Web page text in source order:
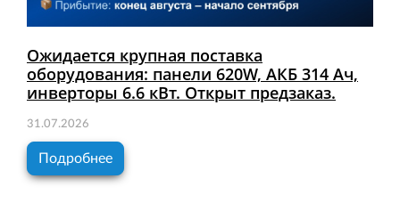
Ожидается крупная поставка
оборудования: панели 620W, АКБ 314 Ач,
инверторы 6.6 кВт. Открыт предзаказ.
31.07.2026
Подробнее